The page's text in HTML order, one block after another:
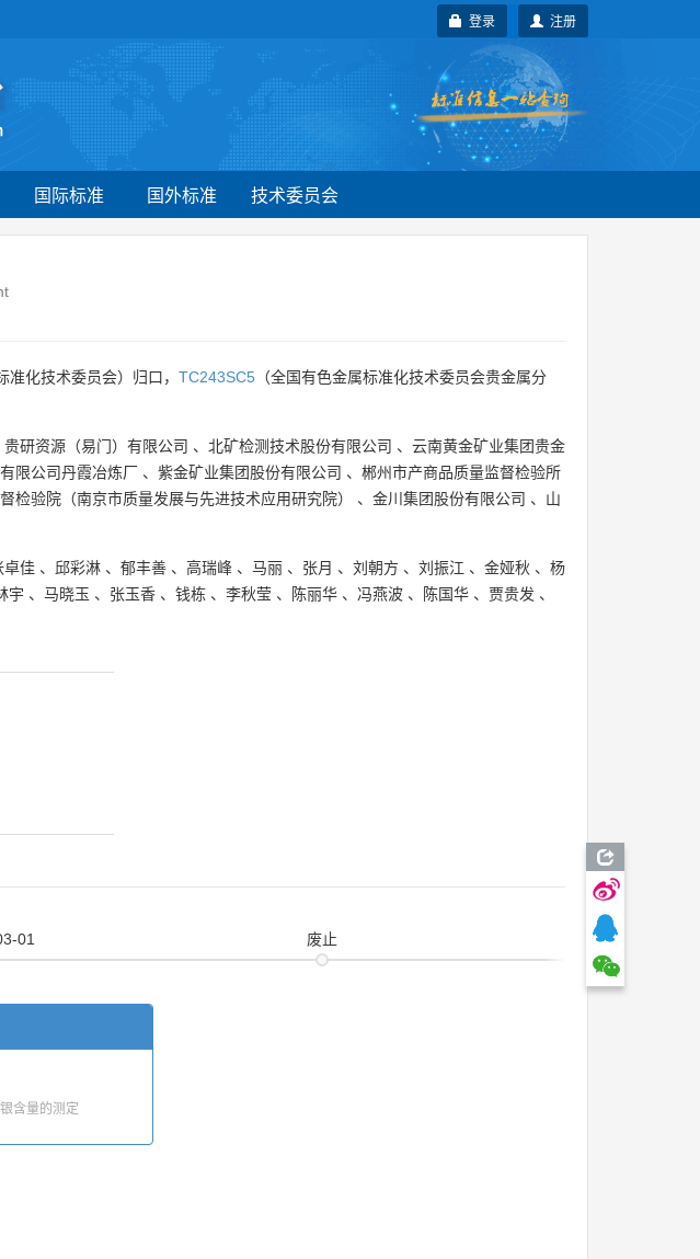
注册
登录
国际标准 国外标准 技术委员会
准化技术委员会）归口， TC243SC5 （全国有色金属标准化技术委员会贵金属分
贵研资源（易门）有限公司 、 北矿检测技术股份有限公司 、 云南黄金矿业集团贵金
限公司丹霞冶炼厂 、 紫金矿业集团股份有限公司 、 郴州市产商品质量监督检验所
检验院（南京市质量发展与先进技术应用研究院） 、 金川集团股份有限公司 、 山
卓佳 、 邱彩淋 、 郁丰善 、 高瑞峰 、 马丽 、 张月 、 刘朝方 、 刘振江 、 金娅秋 、 杨
宇 、 马晓玉 、 张玉香 、 钱栋 、 李秋莹 、 陈丽华 、 冯燕波 、 陈国华 、 贾贵发 、
01 废止
含量的测定